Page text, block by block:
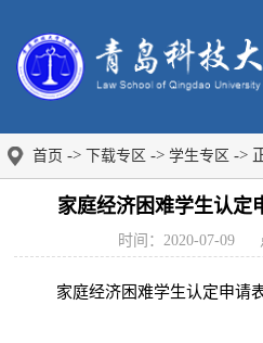
首页 -> 下载专区 -> 学生专区 ->
家庭经济困难学生认定
时间：2020-07-09
家庭经济困难学生认定申请